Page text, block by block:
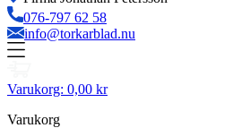
076-797 62 58
info@torkarblad.nu
Varukorg: 0,00 kr
Varukorg